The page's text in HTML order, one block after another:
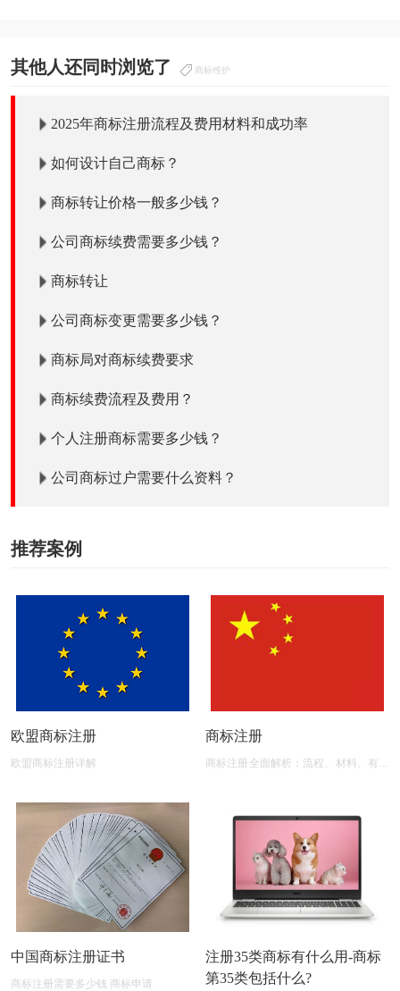
其他人还同时浏览了 商标维护
2025年商标注册流程及费用材料和成功率
如何设计自己商标？
商标转让价格一般多少钱？
公司商标续费需要多少钱？
商标转让
公司商标变更需要多少钱？
商标局对商标续费要求
商标续费流程及费用？
个人注册商标需要多少钱？
公司商标过户需要什么资料？
推荐案例
欧盟商标注册
欧盟商标注册详解
商标注册
商标注册全面解析：流程、材料、有效
中国商标注册证书
商标注册需要多少钱 商标申请
注册35类商标有什么用-商标
第35类包括什么?